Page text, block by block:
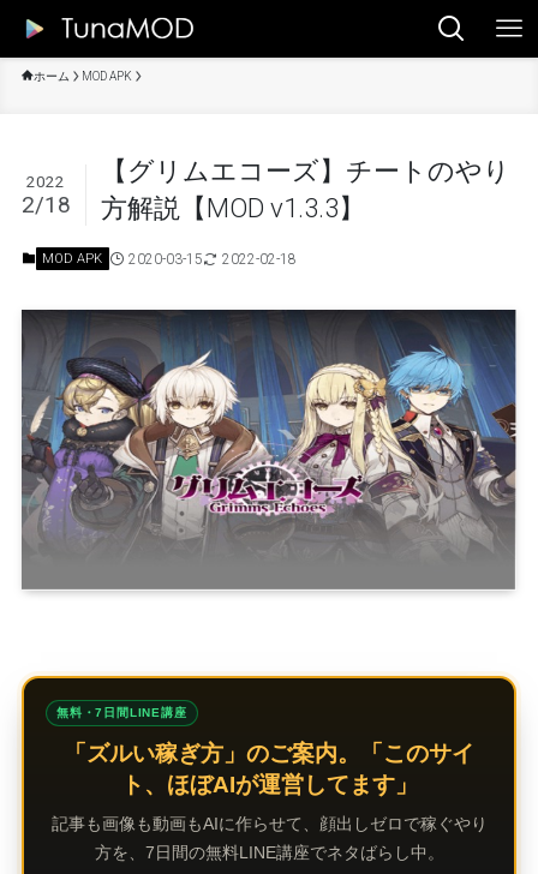
ホーム MOD APK
【グリムエコーズ】チートのやり
方解説【MOD v1.3.3】
2022
2/18
MOD APK 2020-03-15 2022-02-18
無料・7日間LINE講座
「ズルい稼ぎ方」のご案内。「このサイ
ト、ほぼAIが運営してます」
記事も画像も動画もAIに作らせて、顔出しゼロで稼ぐやり
方を、7日間の無料LINE講座でネタばらし中。